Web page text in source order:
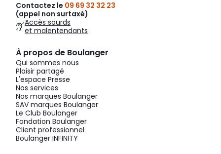
Contactez le 09 69 32 32 23
(appel non surtaxé)
Accès sourds
et malentendants
À propos de Boulanger
Qui sommes nous
Plaisir partagé
L'espace Presse
Nos services
Nos marques Boulanger
SAV marques Boulanger
Le Club Boulanger
Fondation Boulanger
Client professionnel
Boulanger INFINITY